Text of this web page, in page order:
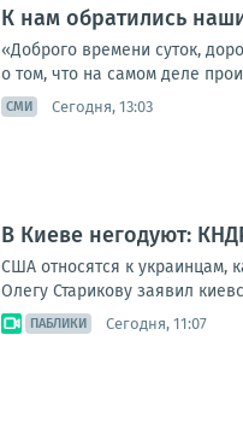
К нам обратились
«Доброго времени суток,
о том, что на самом деле
СМИ Сегодня, 13:03
В Киеве негодуют:
США относятся к украинцам,
Олегу Старикову заявил
ПАБЛИКИ Сегодня, 11:07